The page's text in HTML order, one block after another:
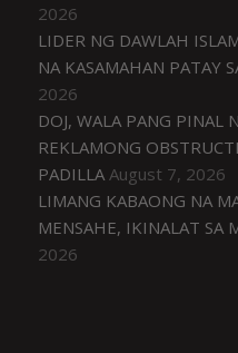
2026
LIDER NG DAWLAH
NA KASAMAHAN PATAY
2026
DOJ, WALA PANG PINAL
REKLAMONG
PADILLA August 7, 2026
LIMANG KABAONG NA
MENSAHE, IKINALAT SA
2026